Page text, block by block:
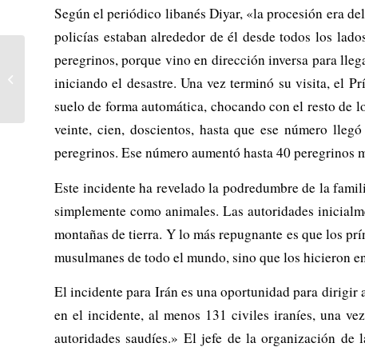
Según el periódico libanés Diyar, «la procesión era
policías estaban alrededor de él desde todos los
peregrinos, porque vino en dirección inversa para
iniciando el desastre. Una vez terminó su visita, el
suelo de forma automática, chocando con el resto de
veinte, cien, doscientos, hasta que ese número
peregrinos. Ese número aumentó hasta 40 peregrinos
Este incidente ha revelado la podredumbre de la
simplemente como animales. Las autoridades
montañas de tierra. Y lo más repugnante es que los
musulmanes de todo el mundo, sino que los hicieron
El incidente para Irán es una oportunidad para dirigir
en el incidente, al menos 131 civiles iraníes, una
autoridades saudíes.» El jefe de la organización
Exigimos libertad para
Otegi y todos los presos